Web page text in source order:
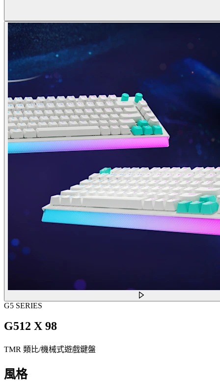
G5 SERIES
G512 X 98
TMR 類比/機械式遊戲鍵盤
風格